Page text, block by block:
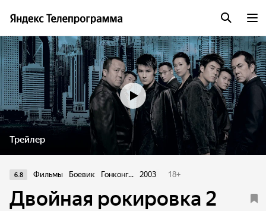
Трейлер
6.8 Фильмы Боевик Гонконг... 2003 18+
Двойная рокировка 2